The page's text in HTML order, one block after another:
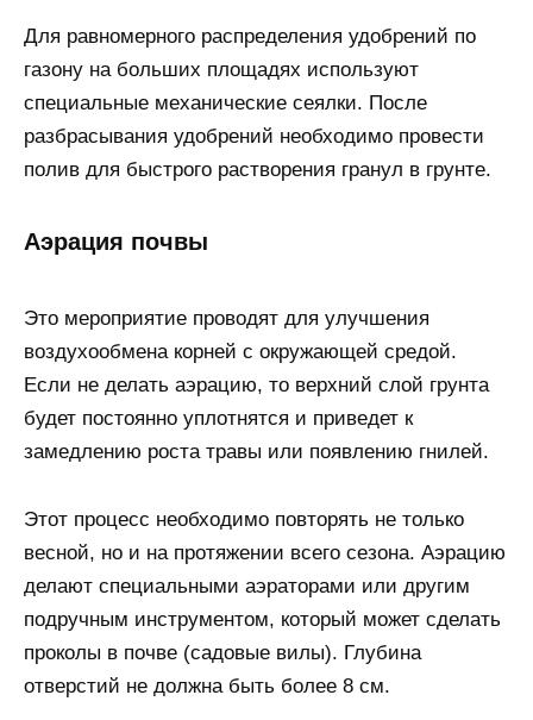
Для равномерного распределения удобрений по
газону на больших площадях используют
специальные механические сеялки. После
разбрасывания удобрений необходимо провести
полив для быстрого растворения гранул в грунте.
Аэрация почвы
Это мероприятие проводят для улучшения
воздухообмена корней с окружающей средой.
Если не делать аэрацию, то верхний слой грунта
будет постоянно уплотнятся и приведет к
замедлению роста травы или появлению гнилей.
Этот процесс необходимо повторять не только
весной, но и на протяжении всего сезона. Аэрацию
делают специальными аэраторами или другим
подручным инструментом, который может сделать
проколы в почве (садовые вилы). Глубина
отверстий не должна быть более 8 см.